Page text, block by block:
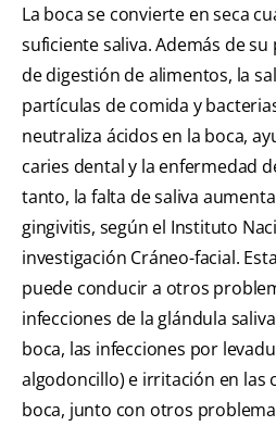
La boca se convierte en seca
suficiente saliva. Además de
de digestión de alimentos, la
partículas de comida y
neutraliza ácidos en la boca,
caries dental y la enfermedad
tanto, la falta de saliva
gingivitis, según el Instituto
investigación Cráneo-facial.
puede conducir a otros
infecciones de la glándula
boca, las infecciones por
algodoncillo) e irritación en las
boca, junto con otros